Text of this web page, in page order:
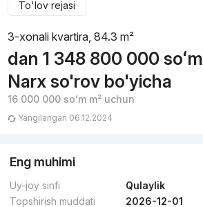
To'lov rejasi
3-xonali kvartira, 84.3 m²
dan 1 348 800 000 soʻm
Narx so'rov bo'yicha
16 000 000 soʻmm² uchun
Yangilangan 06.12.2024
Eng muhimi
Uy-joy sinfi
Qulaylik
Topshirish muddati
2026-12-01